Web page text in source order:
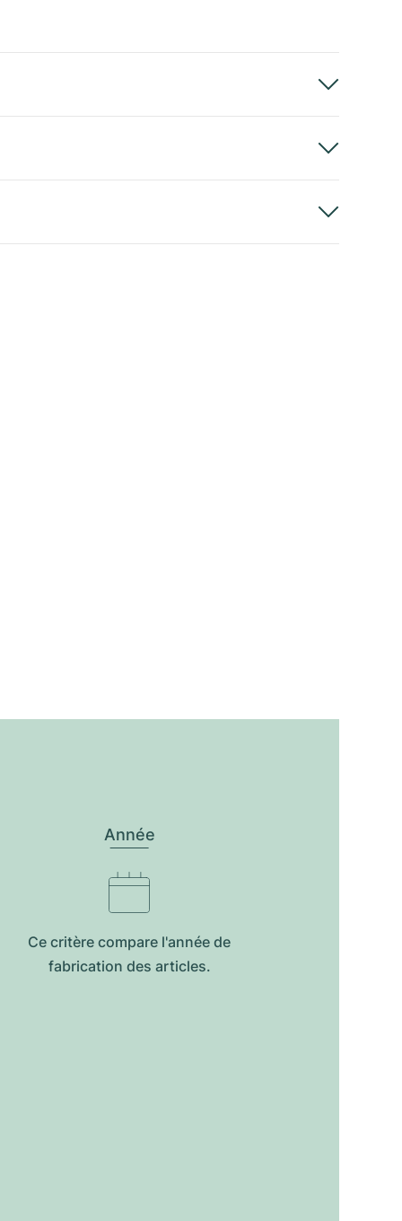
Année
Ce critère compare l'année de
fabrication des articles.